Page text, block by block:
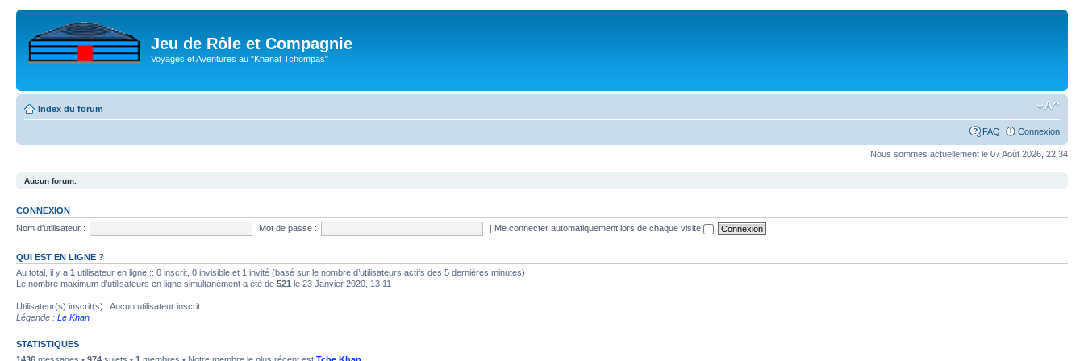
Jeu de Rôle et Compagnie
Voyages et Aventures au "Khanat Tchompas"
Index du forum
FAQ Connexion
Nous sommes actuellement le 07 Août 2026, 22:34
Aucun forum.
CONNEXION
Nom d’utilisateur :
Mot de passe : | Me connecter automatiquement lors de chaque visite
QUI EST EN LIGNE ?
Au total, il y a 1 utilisateur en ligne :: 0 inscrit, 0 invisible et 1 invité (basé sur le nombre d’utilisateurs actifs des 5 dernières minutes)
Le nombre maximum d’utilisateurs en ligne simultanément a été de 521 le 23 Janvier 2020, 13:11
Utilisateur(s) inscrit(s) : Aucun utilisateur inscrit
Légende : Le Khan
STATISTIQUES